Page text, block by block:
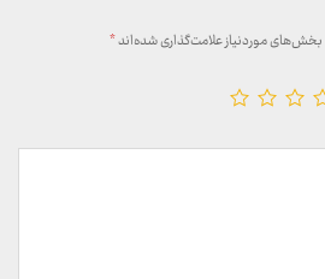
بخش‌های موردنیاز علامت‌گذاری شده‌اند*